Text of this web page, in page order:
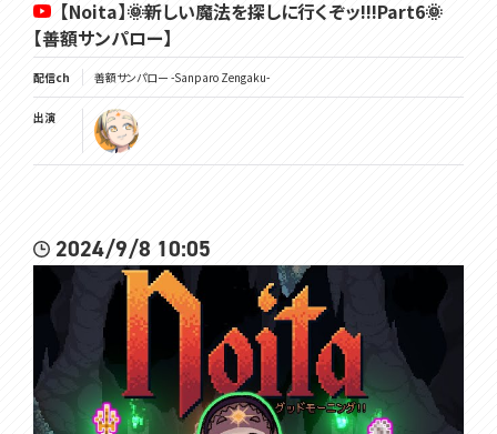
【Noita】🌞新しい魔法を探しに行くぞッ!!!Part6🌞
【善額サンパロー】
配信ch 善額サンパロー -Sanparo Zengaku-
出演
2024/9/8 10:05